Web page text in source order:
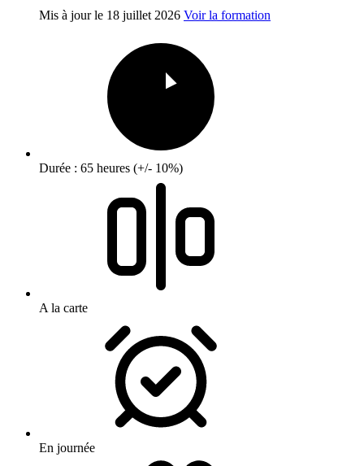
Mis à jour le 18 juillet 2026 Voir la formation
Durée : 65 heures (+/- 10%)
A la carte
En journée